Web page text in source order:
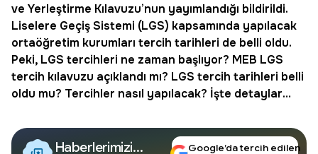
ve Yerleştirme Kılavuzu’nun yayımlandığı bildirildi.
Liselere Geçiş Sistemi (LGS) kapsamında yapılacak
ortaöğretim kurumları tercih tarihleri de belli oldu.
Peki, LGS tercihleri ne zaman başlıyor? MEB LGS
tercih kılavuzu açıklandı mı? LGS tercih tarihleri belli
oldu mu? Tercihler nasıl yapılacak? İşte detaylar…
Haberlerimizi
Google’da tercih edilen